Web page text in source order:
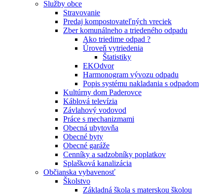
Služby obce
Stravovanie
Predaj kompostovateľných vreciek
Zber komunálneho a triedeného odpadu
Ako triedime odpad ?
Úroveň vytriedenia
Štatistiky
EKOdvor
Harmonogram vývozu odpadu
Popis systému nakladania s odpadom
Kultúrny dom Paderovce
Káblová televízia
Závlahový vodovod
Práce s mechanizmami
Obecná ubytovňa
Obecné byty
Obecné garáže
Cenníky a sadzobníky poplatkov
Splašková kanalizácia
Občianska vybavenosť
Školstvo
Základná škola s materskou školou